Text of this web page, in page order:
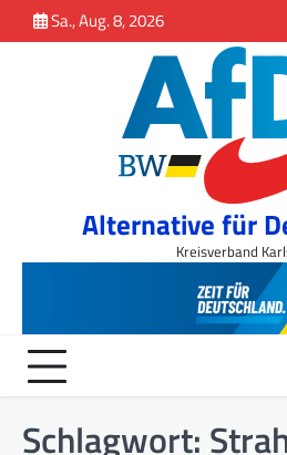
springen
to
Sa., Aug. 8, 2026
Alternative für
Kreisverband
Schlagwort: